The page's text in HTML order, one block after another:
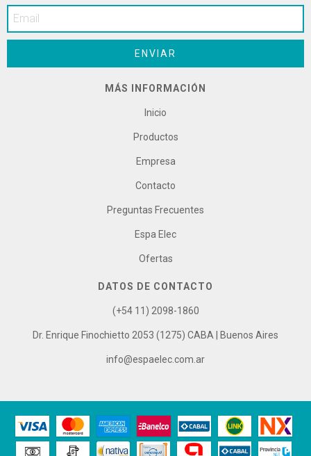
MÁS INFORMACIÓN
Inicio
Productos
Empresa
Contacto
Preguntas Frecuentes
Espa Elec
Ofertas
DATOS DE CONTACTO
(+54 11) 2098-1860
Dr. Enrique Finochietto 2053 (1275) CABA | Buenos Aires
info@espaelec.com.ar